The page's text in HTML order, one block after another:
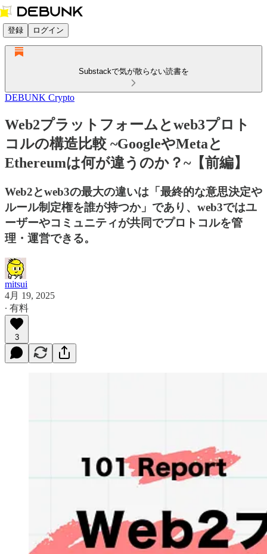
登録 ログイン
Substackで気が散らない読書を
DEBUNK Crypto
Web2プラットフォームとweb3プロト
コルの構造比較 ~GoogleやMetaと
Ethereumは何が違うのか？~【前編】
Web2とweb3の最大の違いは「最終的な意思決定や
ルール制定権を誰が持つか」であり、web3ではユ
ーザーやコミュニティが共同でプロトコルを管
理・運営できる。
mitsui
4月 19, 2025
∙ 有料
3